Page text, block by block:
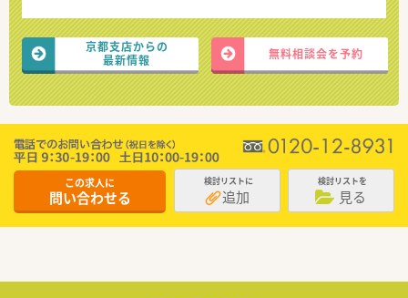
京都支店からの
最新情報
無料相談会を予約
この求人に
問い合わせる
検討リストに
追加
検討リストを
見る